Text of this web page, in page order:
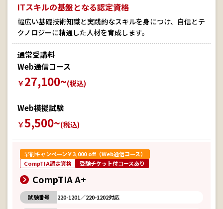
ITスキルの基盤となる認定資格
幅広い基礎技術知識と実践的なスキルを身につけ、自信とテ
クノロジーに精通した人材を育成します。
通常受講料
Web通信コース
￥27,100~(税込)
Web模擬試験
￥5,500~(税込)
早割キャンペーン￥3,000 off（Web通信コース）
CompTIA認定資格
受験チケット付コースあり
CompTIA A+
試験番号 220-1201／220-1202対応